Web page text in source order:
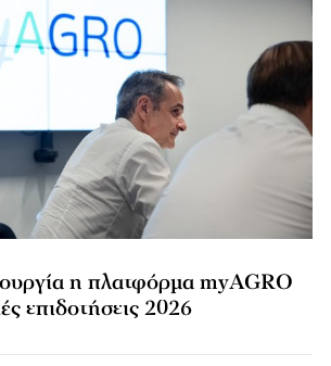
η πλατφόρμα myAGRO
επιδοτήσεις 2026